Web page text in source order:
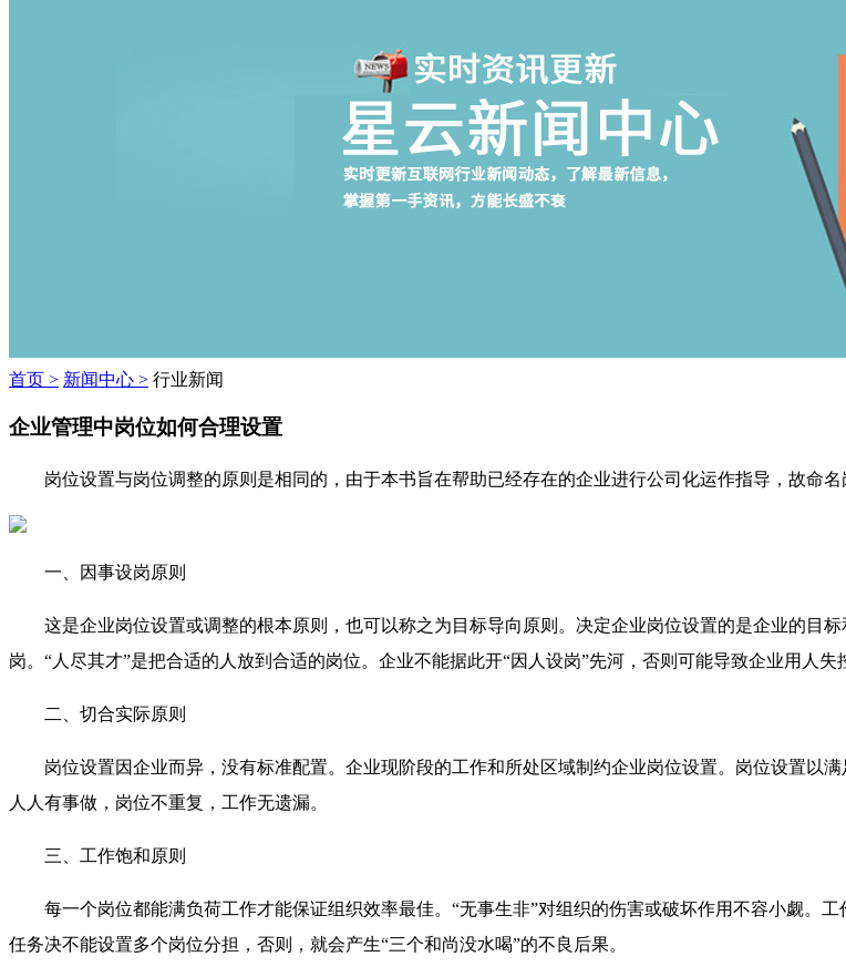
首页 > 新闻中心 > 行业新闻
企业管理中岗位如何合理设置
岗位设置与岗位调整的原则是相同的，由于本书旨在帮助已经存在的企业进行公司化运作指导，故命
一、因事设岗原则
这是企业岗位设置或调整的根本原则，也可以称之为目标导向原则。决定企业岗位设置的是企业的目
岗。“人尽其才”是把合适的人放到合适的岗位。企业不能据此开“因人设岗”先河，否则可能导致企业用人失
二、切合实际原则
岗位设置因企业而异，没有标准配置。企业现阶段的工作和所处区域制约企业岗位设置。岗位设置以
人人有事做，岗位不重复，工作无遗漏。
三、工作饱和原则
每一个岗位都能满负荷工作才能保证组织效率最佳。“无事生非”对组织的伤害或破坏作用不容小觑。
任务决不能设置多个岗位分担，否则，就会产生“三个和尚没水喝”的不良后果。